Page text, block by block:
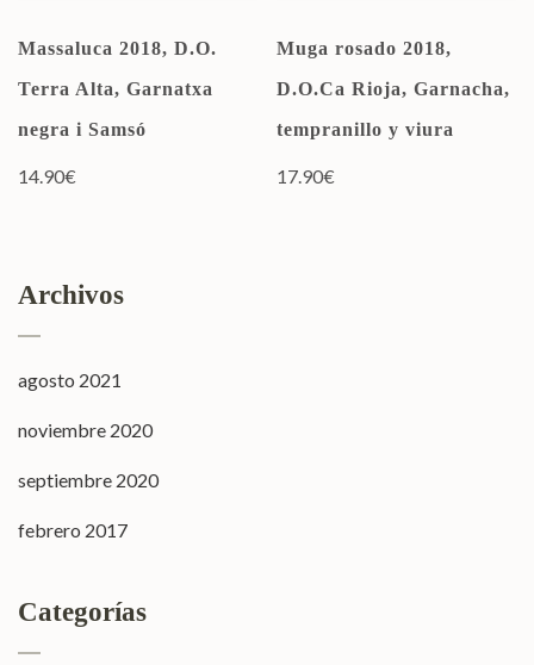
Massaluca 2018, D.O.
Terra Alta, Garnatxa
negra i Samsó
14.90€
Muga rosado 2018,
D.O.Ca Rioja, Garnacha,
tempranillo y viura
17.90€
Archivos
agosto 2021
noviembre 2020
septiembre 2020
febrero 2017
Categorías